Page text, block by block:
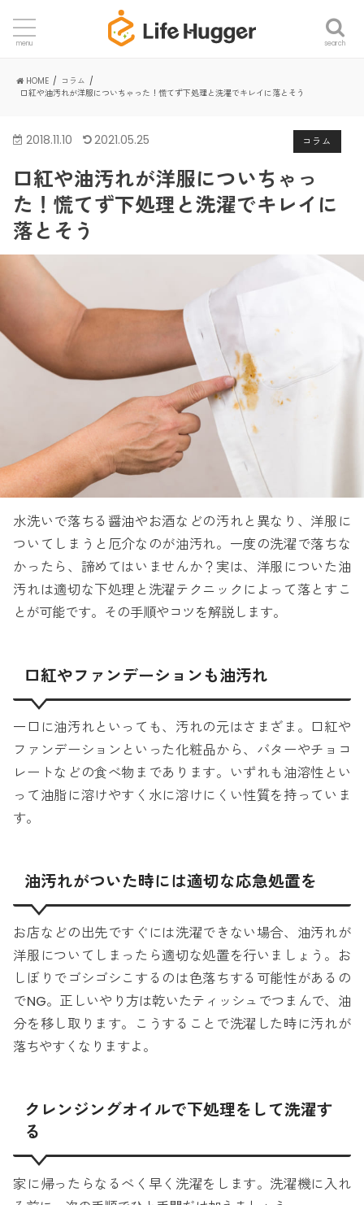
search
menu
HOME
コラム
口紅や油汚れが洋服についちゃった！慌てず下処理と洗濯でキレイに落とそう
コラム
2018.11.10 2021.05.25
口紅や油汚れが洋服についちゃっ
た！慌てず下処理と洗濯でキレイに
落とそう
水洗いで落ちる醤油やお酒などの汚れと異なり、洋服に
ついてしまうと厄介なのが油汚れ。一度の洗濯で落ちな
かったら、諦めてはいませんか？実は、洋服についた油
汚れは適切な下処理と洗濯テクニックによって落とすこ
とが可能です。その手順やコツを解説します。
口紅やファンデーションも油汚れ
一口に油汚れといっても、汚れの元はさまざま。口紅や
ファンデーションといった化粧品から、バターやチョコ
レートなどの食べ物まであります。いずれも油溶性とい
って油脂に溶けやすく水に溶けにくい性質を持っていま
す。
油汚れがついた時には適切な応急処置を
お店などの出先ですぐには洗濯できない場合、油汚れが
洋服についてしまったら適切な処置を行いましょう。お
しぼりでゴシゴシこするのは色落ちする可能性があるの
でNG。正しいやり方は乾いたティッシュでつまんで、油
分を移し取ります。こうすることで洗濯した時に汚れが
落ちやすくなりますよ。
クレンジングオイルで下処理をして洗濯す
る
家に帰ったらなるべく早く洗濯をします。洗濯機に入れ